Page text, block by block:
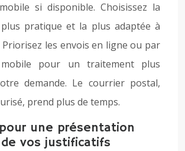
si disponible. Choisissez la
pratique et la plus adaptée à
Priorisez les envois en ligne ou par
mobile pour un traitement plus
demande. Le courrier postal,
prend plus de temps.
une présentation
vos justificatifs